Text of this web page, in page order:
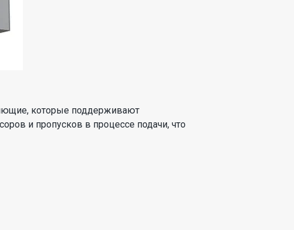
которые поддерживают
и пропусков в процессе подачи, что